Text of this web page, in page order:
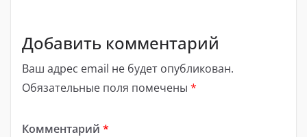
Добавить комментарий
Ваш адрес email не будет опубликован.
Обязательные поля помечены *
Комментарий *